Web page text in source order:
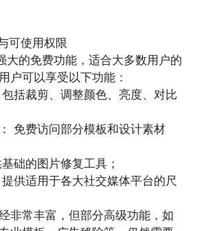
可使用权限
大的免费功能，适合大多数用户的
户可以享受以下功能：
括裁剪、调整颜色、亮度、对比
免费访问部分模板和设计素材
础的图片修复工具；
供适用于各大社交媒体平台的尺
非常丰富，但部分高级功能，如